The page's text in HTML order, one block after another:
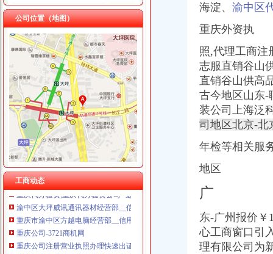
重庆华康假肢矫形有限公司 渝中120万 （增资）
公司位置（地图）
工商动态
渝中区公司注销
重庆公司注册营业执照办理快速出证地址挂靠【今日推荐网-重庆工商/
重庆三峡水利电力(集团)股份有限公司公告(系列)|公司|股东大会|
重庆子钦财务咨询有限公司|重庆子钦财务咨询有限公司网站
重庆工商代办_重庆代理记账_重庆公司注册-重庆橙柚青工商咨询有限
《营业执照注销流程》_优秀范文十篇
永川天意面厂等28家企业食品生产许可证被注销_中国质量新闻网
工商年检相关_批发价格_厂家_图片_勤加缘网
重庆代办验资,重庆代办验资公司--选择重庆浩业工商不后悔
渝中区大坪威讯通讯器材经营部__信用档案_信用报告_信用怎么
重庆市渝中区方越电脑经营部__信用档案_信用报告_信用怎么样
重庆公司-3721商机网
重庆公司注册营业执照办理快速出证地址挂靠【今日推荐网-重庆工商/
永川天意面厂等28家企业食品生产许可证被注销_中国质量新闻网
海淀、 渝中区
重庆外资执
照,代理工商注
志服直销谷山
直销谷山供高
古今地区山东-
装公司上海泛
司地区北京-北
年检等相关服
地区
广
东-广州报价￥
心工商窗口引
理有限公司为